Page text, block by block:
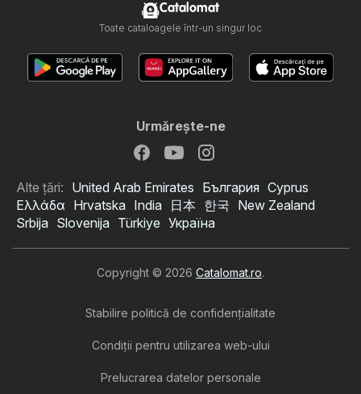
Catalog Kaufland
Catalomat
Toate cataloagele într-un singur loc
Urmăreşte-ne
Alte țări: United Arab Emirates България Cyprus
Ελλάδα Hrvatska India 日本 한국 New Zealand
Srbija Slovenija Türkiye Україна
Copyright © 2026 Catalomat.ro.
Stabilire politică de confidenţialitate
Condiţii pentru utilizarea web-ului
Prelucrarea datelor personale